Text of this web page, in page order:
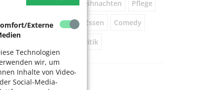
Externe
Technologien
wir, um
Inhalte von Video-
Social-Media-
Beratung Weihnachten Pflege
Tanz Vortrag Essen Comedy
Politik